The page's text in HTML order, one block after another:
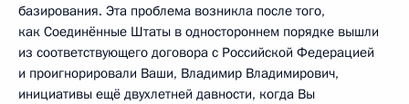
базирования. Эта проблема возникла после того,
как Соединённые Штаты в одностороннем порядке вышли
из соответствующего договора с Российской Федерацией
и проигнорировали Ваши, Владимир Владимирович,
инициативы ещё двухлетней давности, когда Вы